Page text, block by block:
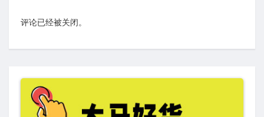
评论已经被关闭。